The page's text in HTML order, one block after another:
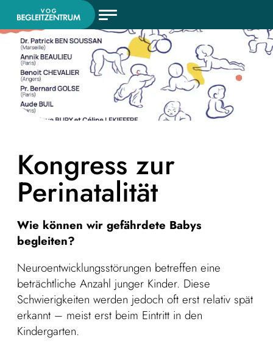
Kongress zur
Perinatalität
Wie können wir gefährdete Babys
begleiten?
Neuroentwicklungsstörungen betreffen eine
beträchtliche Anzahl junger Kinder. Diese
Schwierigkeiten werden jedoch oft erst relativ spät
erkannt – meist erst beim Eintritt in den
Kindergarten.